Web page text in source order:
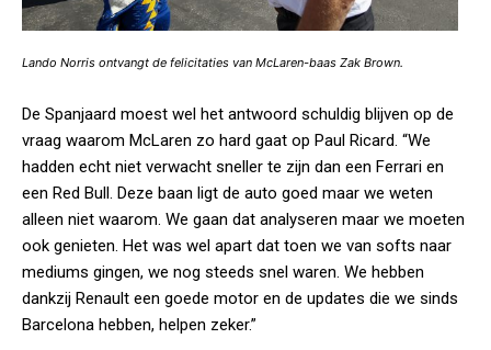
Lando Norris ontvangt de felicitaties van McLaren-baas Zak Brown.
De Spanjaard moest wel het antwoord schuldig blijven op de
vraag waarom McLaren zo hard gaat op Paul Ricard. “We
hadden echt niet verwacht sneller te zijn dan een Ferrari en
een Red Bull. Deze baan ligt de auto goed maar we weten
alleen niet waarom. We gaan dat analyseren maar we moeten
ook genieten. Het was wel apart dat toen we van softs naar
mediums gingen, we nog steeds snel waren. We hebben
dankzij Renault een goede motor en de updates die we sinds
Barcelona hebben, helpen zeker.”